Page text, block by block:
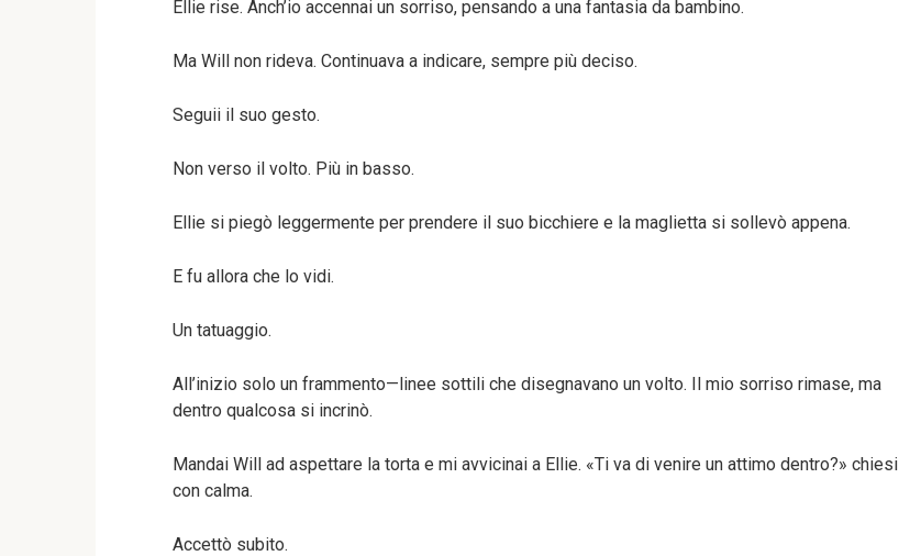
Ellie rise. Anch’io accennai un sorriso, pensando a una fantasia da bambino.
Ma Will non rideva. Continuava a indicare, sempre più deciso.
Seguii il suo gesto.
Non verso il volto. Più in basso.
Ellie si piegò leggermente per prendere il suo bicchiere e la maglietta si sollevò appena.
E fu allora che lo vidi.
Un tatuaggio.
All’inizio solo un frammento—linee sottili che disegnavano un volto. Il mio sorriso rimase, ma
dentro qualcosa si incrinò.
Mandai Will ad aspettare la torta e mi avvicinai a Ellie. «Ti va di venire un attimo dentro?» chiesi
con calma.
Accettò subito.